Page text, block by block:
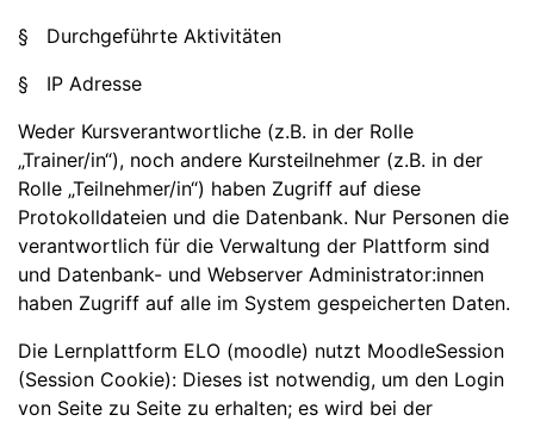
§ Durchgeführte Aktivitäten
§ IP Adresse
Weder Kursverantwortliche (z.B. in der Rolle
„Trainer/in“), noch andere Kursteilnehmer (z.B. in der
Rolle „Teilnehmer/in“) haben Zugriff auf diese
Protokolldateien und die Datenbank. Nur Personen die
verantwortlich für die Verwaltung der Plattform sind
und Datenbank- und Webserver Administrator:innen
haben Zugriff auf alle im System gespeicherten Daten.
Die Lernplattform ELO (moodle) nutzt MoodleSession
(Session Cookie): Dieses ist notwendig, um den Login
von Seite zu Seite zu erhalten; es wird bei der